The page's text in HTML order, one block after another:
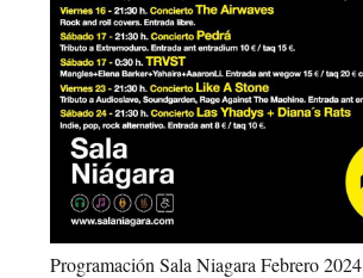
Programación Sala Niagara Febrero 2024